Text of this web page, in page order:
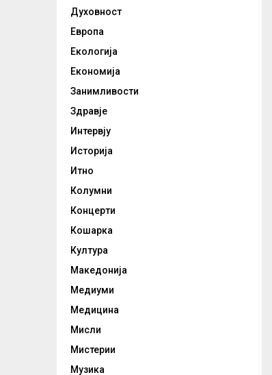
Духовност
Европа
Екологија
Економија
Занимливости
Здравје
Интервју
Историја
Итно
Колумни
Концерти
Кошарка
Култура
Македонија
Медиуми
Медицина
Мисли
Мистерии
Музика